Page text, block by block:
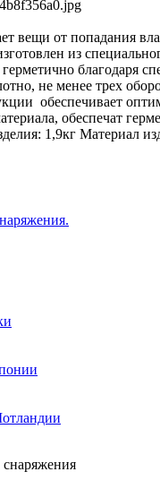
вещи от попадания
из
герметично благодаря
не менее трех
обеспечивает
обеспечат
1,9кг Материал